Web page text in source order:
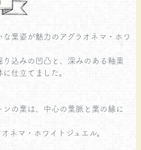
葉姿が魅力のアグラオネマ・ホワ
り込みの凹凸と、深みのある釉薬
仕立てました。
の葉は、中心の葉脈と葉の縁に
ネマ・ホワイトジュエル。